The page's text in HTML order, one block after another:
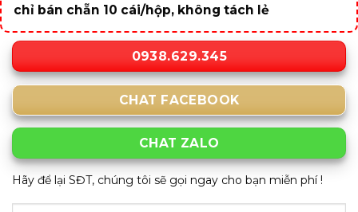
chỉ bán chẵn 10 cái/hộp, không tách lẻ
0938.629.345
CHAT FACEBOOK
CHAT ZALO
Hãy để lại SĐT, chúng tôi sẽ gọi ngay cho bạn miễn phí !